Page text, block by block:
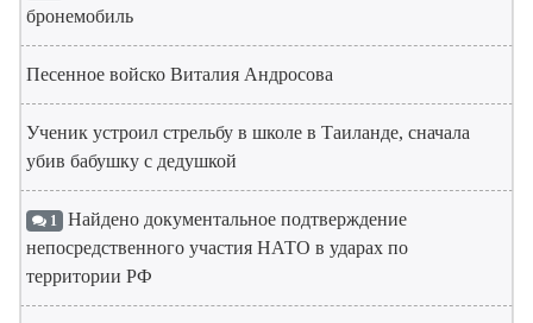
бронемобиль
Песенное войско Виталия Андросова
Ученик устроил стрельбу в школе в Таиланде, сначала
убив бабушку с дедушкой
1 Найдено документальное подтверждение
непосредственного участия НАТО в ударах по
территории РФ